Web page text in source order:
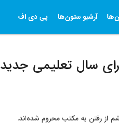
آرشیو ستون‌ها پی دی اف
سال تعلیمی جدید
از رفتن به مکتب محروم شده‌اند.